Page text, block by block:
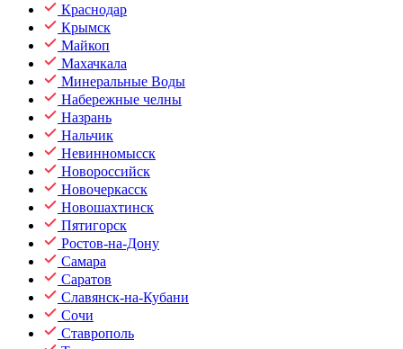
Краснодар
Крымск
Майкоп
Махачкала
Минеральные Воды
Набережные челны
Назрань
Нальчик
Невинномысск
Новороссийск
Новочеркасск
Новошахтинск
Пятигорск
Ростов-на-Дону
Самара
Саратов
Славянск-на-Кубани
Сочи
Ставрополь